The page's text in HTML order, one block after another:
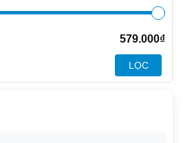
579.000₫
LỌC